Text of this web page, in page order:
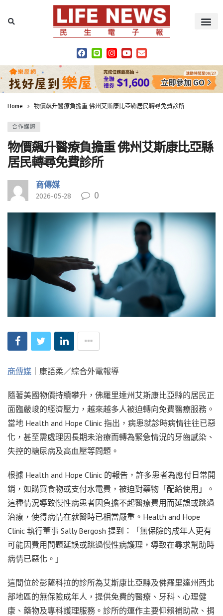
Home 物價飆升醫療負擔重 佛州艾斯康比亞縣居民轉尋免費診所
合作媒體
物價飆升醫療負擔重 佛州艾斯康比亞縣
居民轉尋免費診所
商傳媒
2026-05-28 0
商傳媒 ｜康語柔／綜合外電報導
隨著美國物價持續攀升，佛羅里達州艾斯康比亞縣的居民正
面臨嚴峻的經濟壓力，越來越多人被迫轉向免費醫療服務。
當地 Health and Hope Clinic 指出，病患就診時病情往往已惡
化，甚至需處理因長期未治療而轉為緊急情況的牙齒感染、
失控的糖尿病及高血壓等問題。
根據 Health and Hope Clinic 的報告，許多患者為應付日常開
銷，如購買食物或支付水電費，被迫對藥物「配給使用」。
這種情況導致慢性病患者因負擔不起醫療費用而延誤或跳過
治療，使得病情在就醫時已相當嚴重。Health and Hope
Clinic 執行董事 Sally Bergosh 提到：「無保險的成年人更有
可能因費用問題延誤或跳過慢性病護理，導致在尋求幫助時
病情已惡化。」
這間位於彭薩科拉的診所為艾斯康比亞縣及佛羅里達州西北
部地區的無保險成年人，提供免費的醫療、牙科、心理健
康、藥物及專科護理服務。診所的運作主要仰賴補助款、捐